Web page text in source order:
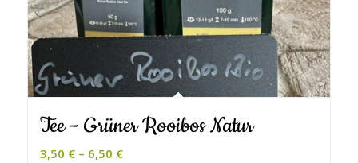
Tee – Grüner Rooibos Natur
3,50 €– 6,50 €